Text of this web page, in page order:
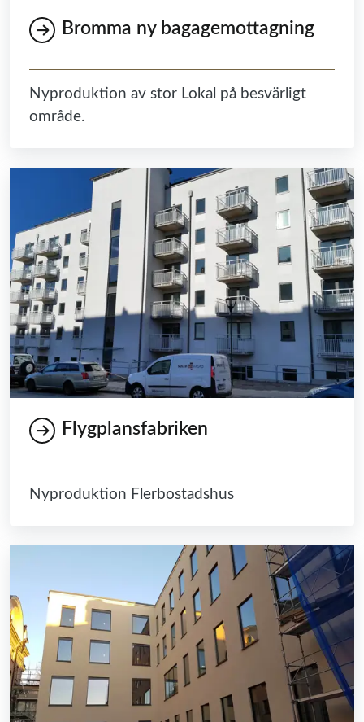
Bromma ny bagagemottagning
Nyproduktion av stor Lokal på besvärligt
område.
Flygplansfabriken
Nyproduktion Flerbostadshus